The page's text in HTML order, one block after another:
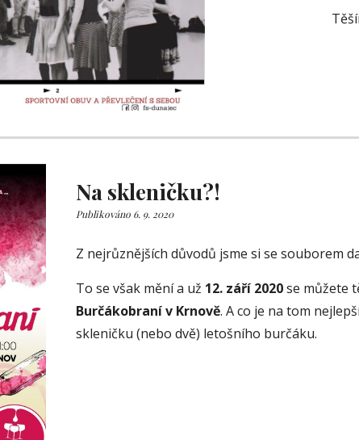
Na skleničku?!
Publikováno 6. 9. 2020
Z nejrůznějších důvodů jsme si se souborem
To se však mění a už 12. září 2020
Burčákobraní v Krnově. A co je na tom
skleničku (nebo dvě) letošního burčáku.